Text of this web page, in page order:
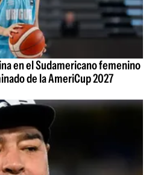
en el Sudamericano femenino
de la AmeriCup 2027